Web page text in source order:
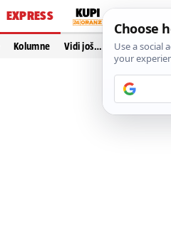
EXPRESS
Kolumne Vidi još…